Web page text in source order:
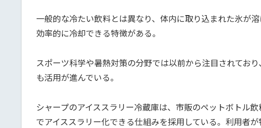
一般的な冷たい飲料とは異なり、体内に取り込まれた氷が
効率的に冷却できる特徴がある。
スポーツ科学や暑熱対策の分野では以前から注目されてお
も活用が進んでいる。
シャープのアイススラリー冷蔵庫は、市販のペットボトル
でアイススラリー化できる仕組みを採用している。利用者